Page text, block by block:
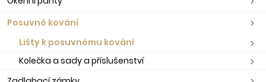
Posuvné kování
Lišty k posuvnému kování
Kolečka a sady a příslušenství